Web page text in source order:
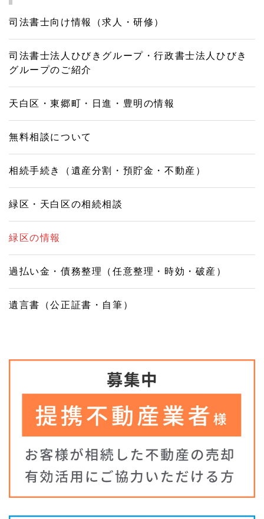
司法書士向け情報（求人・研修）
司法書士法人ひびきグループ・行政書士法人ひびき
グループのご紹介
天白区・東郷町・日進・豊明の情報
無料相談について
相続手続き（遺産分割・預貯金・不動産）
緑区・天白区の相続相談
緑区の情報
過払い金・債務整理（任意整理・時効・破産）
遺言書（公正証書・自筆）